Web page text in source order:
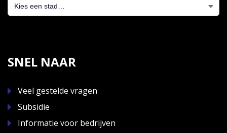
SNEL NAAR
Veel gestelde vragen
Subsidie
Informatie voor bedrijven